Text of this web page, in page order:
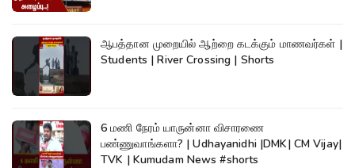
ஆபத்தான முறையில் ஆற்றை கடக்கும் மாணவர்கள் |
Students | River Crossing | Shorts
6 மணி நேரம் யாருன்னா விசாரணை
பண்ணுவாங்களா? | Udhayanidhi |DMK| CM Vijay|
TVK | Kumudam News #shorts